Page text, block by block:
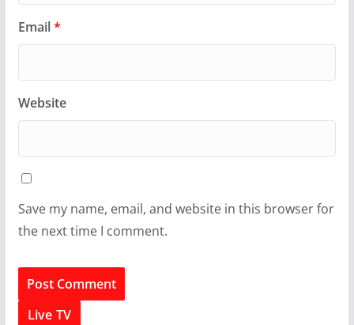
Email*
Website
Save my name, email, and website in this browser for
the next time I comment.
Live TV